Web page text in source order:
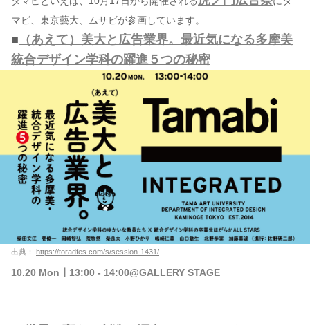
マビ、東京藝大、ムサビが参画しています。
■ （あえて）美大と広告業界。最近気になる多摩美
統合デザイン学科の躍進５つの秘密
出典： https://toradfes.com/s/session-1431/
10.20 Mon┃13:00 - 14:00@GALLERY STAGE